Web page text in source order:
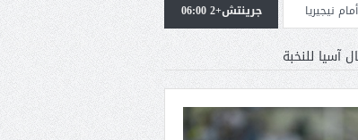
جماهيرى حاشد لمحمد صلاح لدى وصوله إلى تركيا لإتمام انتقاله إلى
جرينتش+2 06:00
آسيا للنخبة